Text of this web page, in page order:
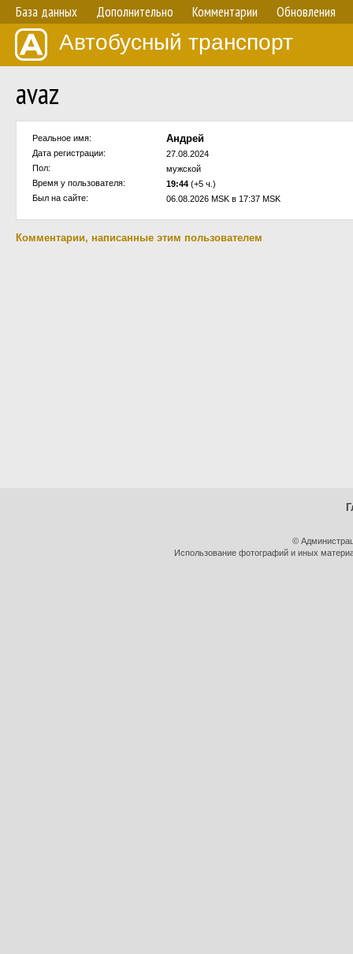
База данных Дополнительно Комментарии Обновления
Автобусный транспорт
avaz
Реальное имя: Андрей
Дата регистрации:
27.08.2024
Пол:
мужской
Время у пользователя:
19:44 (+5 ч.)
Был на сайте:
06.08.2026 MSK в 17:37 MSK
Комментарии, написанные этим пользователем
©
Использование фотографий и иных